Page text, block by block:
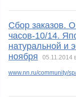
Сбор заказов.
часов-10/14.
натуральной и
ноября
05.11.2014
www.nn.ru/community/